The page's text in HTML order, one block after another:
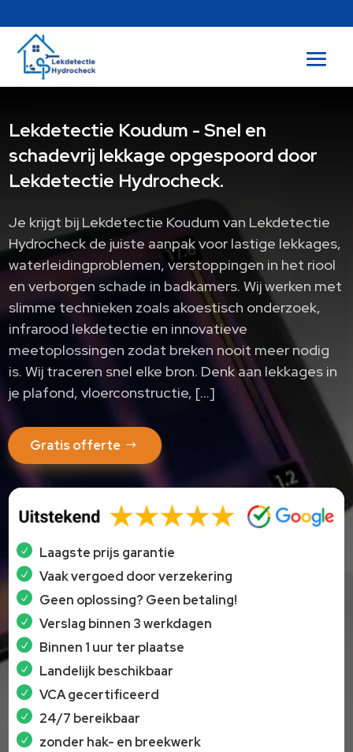
Lekdetectie Koudum - Snel en
schadevrij lekkage opgespoord door
Lekdetectie Hydrocheck.
Je krijgt bij Lekdetectie Koudum van Lekdetectie
Hydrocheck de juiste aanpak voor lastige lekkages,
waterleidingproblemen, verstoppingen in het riool
en verborgen schade in badkamers.​ Wij werken met
slimme technieken zoals akoestisch onderzoek,
infrarood lekdetectie en innovatieve
meetoplossingen zodat breken nooit meer nodig
is.​ Wij traceren snel elke bron.​ Denk aan lekkages in
je plafond, vloerconstructie, […]
Gratis offerte
Laagste prijs garantie
Vaak vergoed door verzekering
Geen oplossing? Geen betaling!
Verslag binnen 3 werkdagen
Binnen 1 uur ter plaatse
Landelijk beschikbaar
VCA gecertificeerd
24/7 bereikbaar
zonder hak- en breekwerk